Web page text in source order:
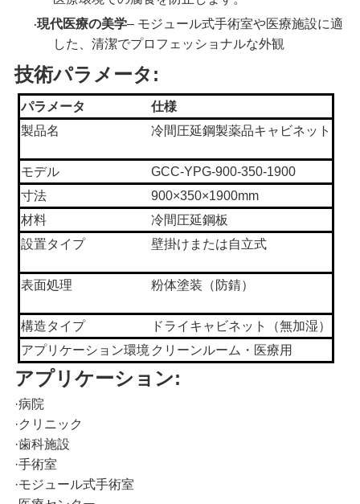
ニ
ュ
ー
ス
事
件
見
積
も
り
を
·現代医療の美学– モジュール式手術室や医療施設に適
した、清潔でプロフェッショナルな外観
技術パラメータ:
パラメータ
仕様
製品名
冷間圧延鋼製薬品キャビネット
モデル
GCC-YPG-900-350-1900
寸法
900×350×1900mm
材料
冷間圧延鋼板
設置タイプ
壁掛けまたは自立式
表面処理 粉体塗装（防錆）
構造タイプ
ドライキャビネット（無加湿）
アプリケーション環境 クリーンルーム・医療用
アプリケーション:
·病院
·クリニック
·歯科施設
·手術室
·モジュール式手術室